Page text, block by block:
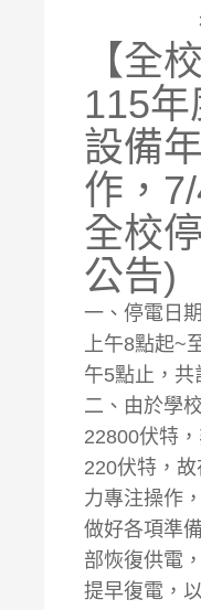
【全
115
設備
作，
全校
公告)
一、停電日
上午8點起~
午5點止，共
二、由於學
22800伏特
220伏特，
力專注操作
做好各項準
部恢復供電
提早復電，